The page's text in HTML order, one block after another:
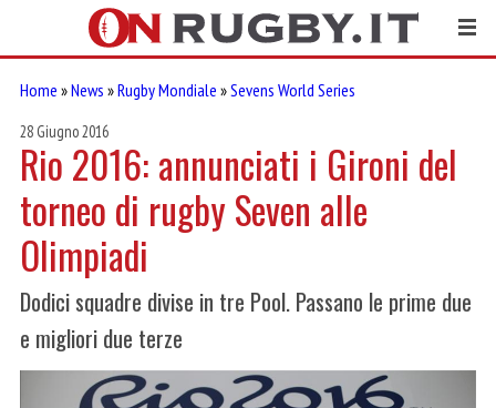
Home »News »Rugby Mondiale »Sevens World Series
28 Giugno 2016
Rio 2016: annunciati i Gironi del
torneo di rugby Seven alle
Olimpiadi
Dodici squadre divise in tre Pool. Passano le prime due
e migliori due terze